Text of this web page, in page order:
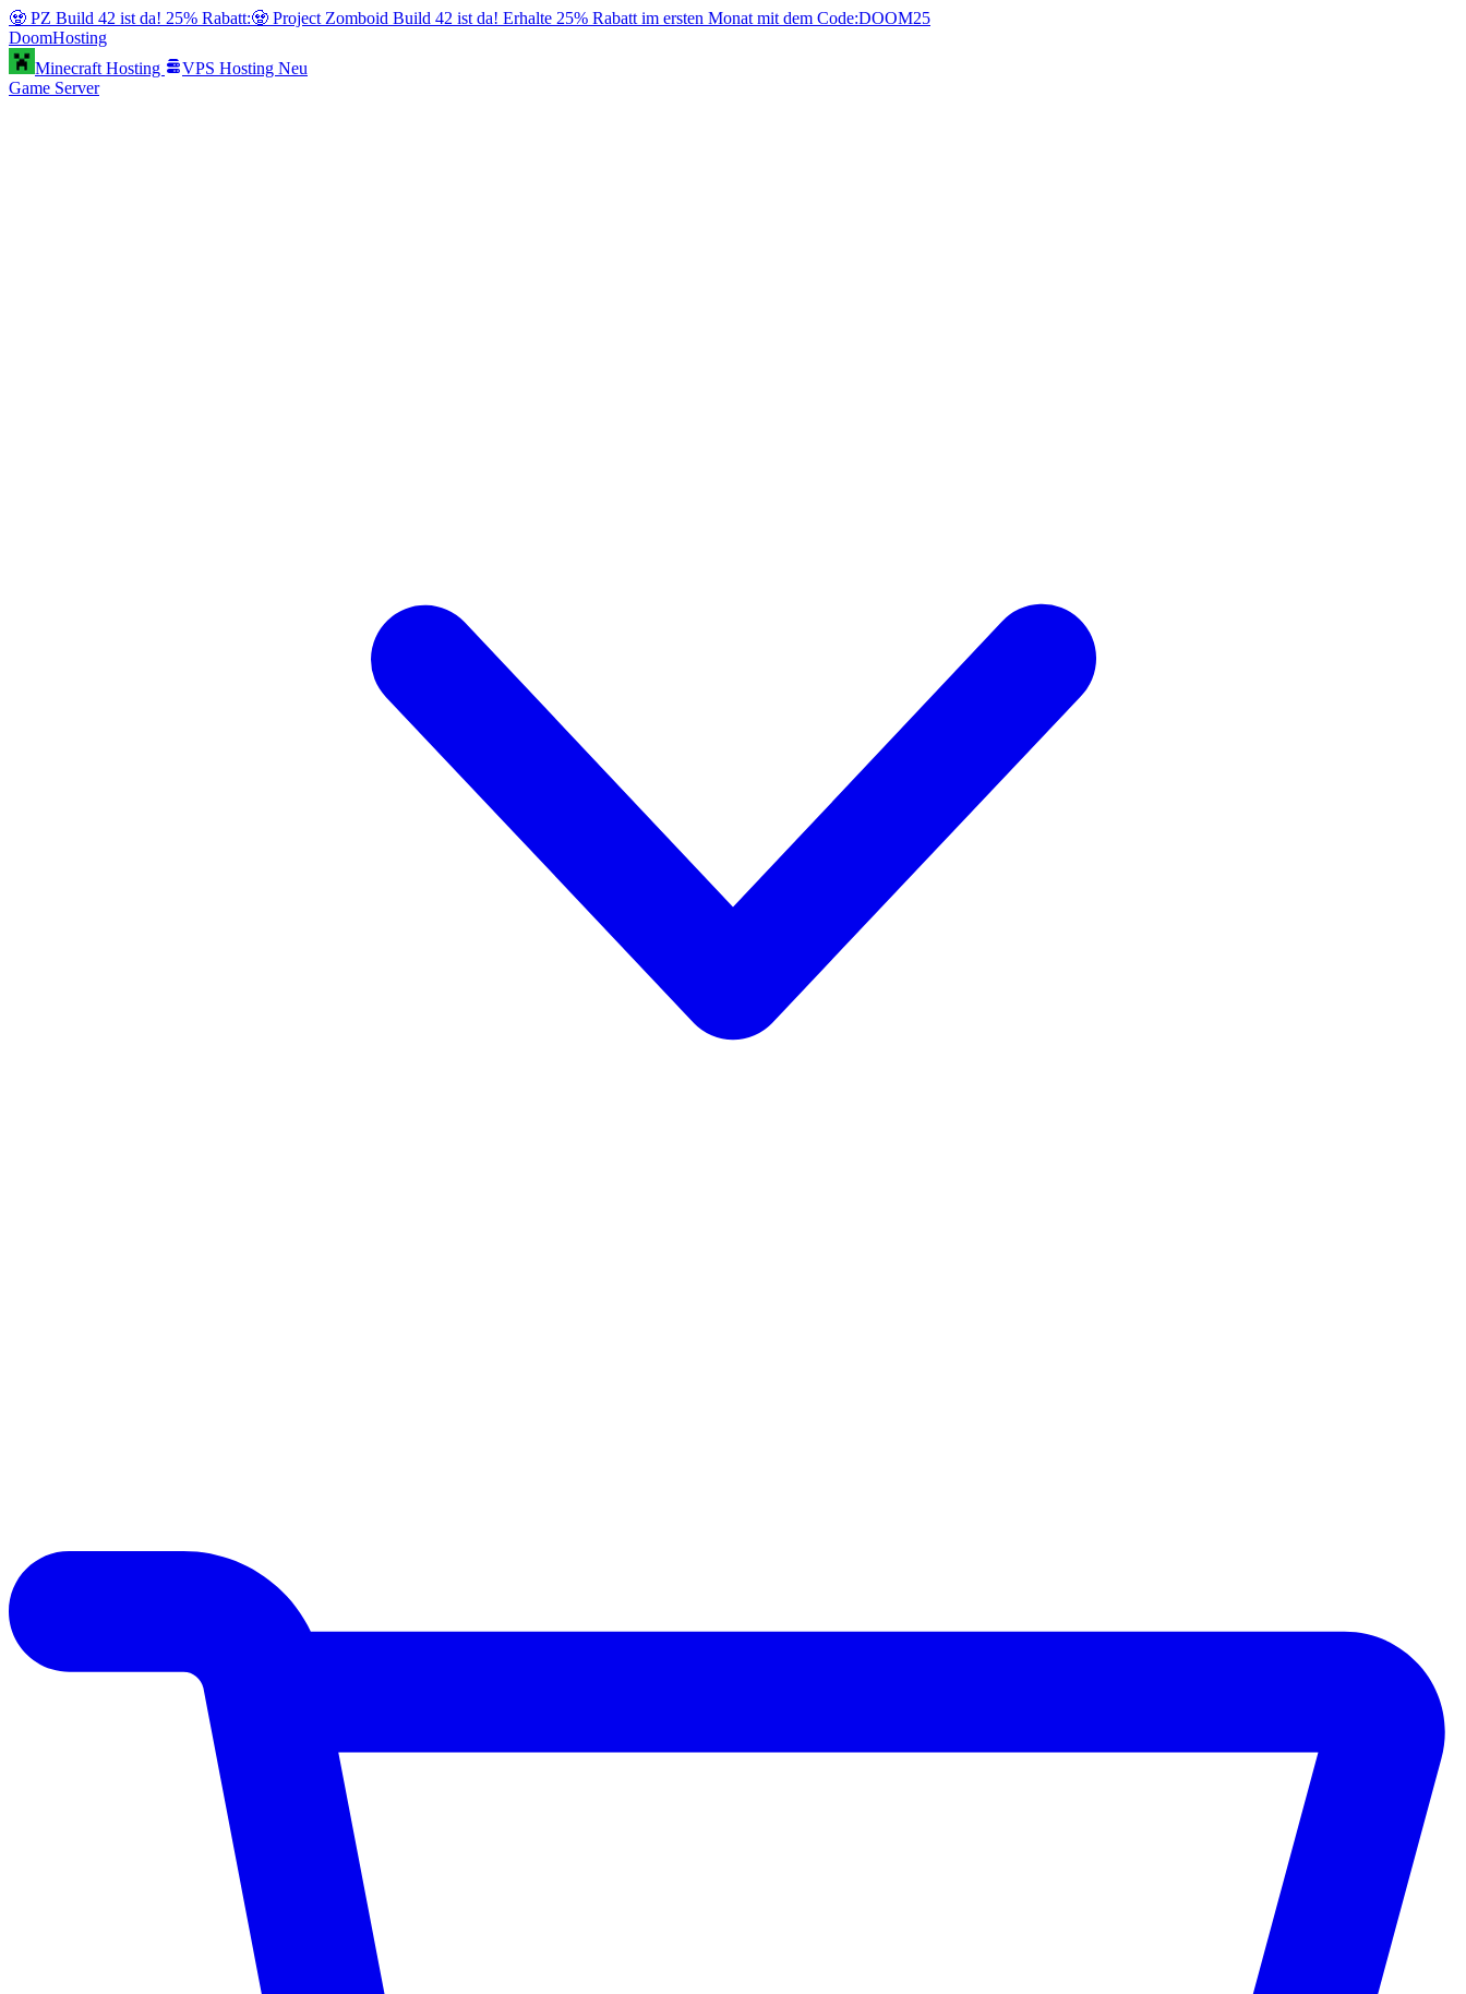
🧟 PZ Build 42 ist da! 25% Rabatt:🧟 Project Zomboid Build 42 ist da! Erhalte 25% Rabatt im ersten Monat mit dem Code:DOOM25
DoomHosting
Minecraft Hosting
VPS Hosting Neu
Game Server